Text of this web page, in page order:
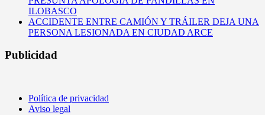
ILOBASCO
ACCIDENTE ENTRE CAMIÓN Y TRÁILER DEJA UNA
PERSONA LESIONADA EN CIUDAD ARCE
Publicidad
Política de privacidad
Aviso legal